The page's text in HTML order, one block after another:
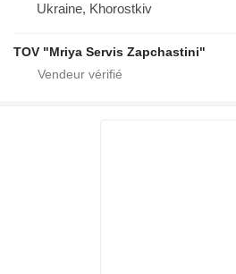
Ukraine, Khorostkiv
TOV "Mriya Servis Zapchastini"